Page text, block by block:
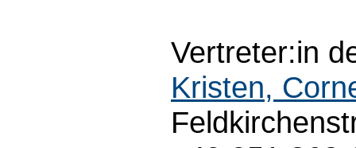
Vertreter:in
Kristen,